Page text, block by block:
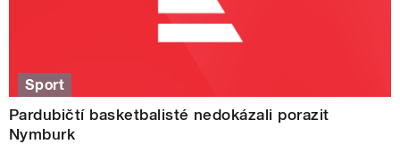
Sport
Pardubičtí basketbalisté nedokázali porazit
Nymburk